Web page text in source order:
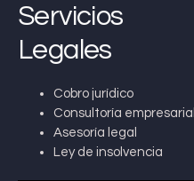
Servicios
Legales
Cobro jurídico
Consultoría empresarial
Asesoría legal
Ley de insolvencia